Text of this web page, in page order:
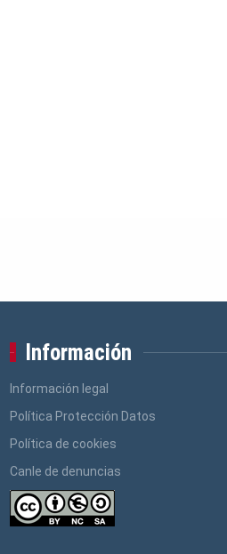
Información
Información legal
Política Protección Datos
Política de cookies
Canle de denuncias